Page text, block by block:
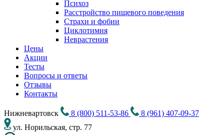
Психоз
Расстройство пищевого поведения
Cтрахи и фобии
Циклотимия
Неврастения
Цены
Акции
Тесты
Вопросы и ответы
Отзывы
Контакты
Нижневартовск 8 (800) 511-53-86
8 (961) 407-09-37
ул. Норильская, стр. 77